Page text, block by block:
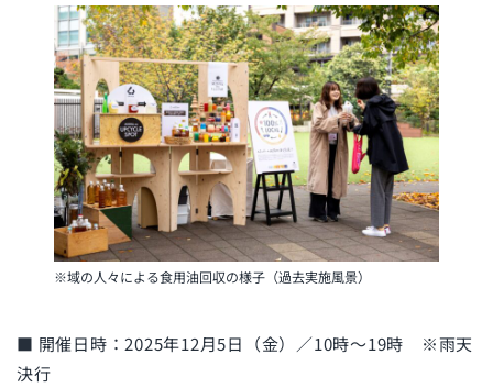
※域の人々による食用油回収の様子（過去実施風景）
■ 開催日時：2025年12月5日（金）／10時〜19時 ※雨天
決行